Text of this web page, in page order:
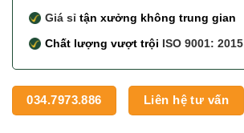
Giá sỉtận xưởng không trung gian
Chất lượng vượt trội ISO 9001: 2015
034.7973.886 Liên hệ tư vấn